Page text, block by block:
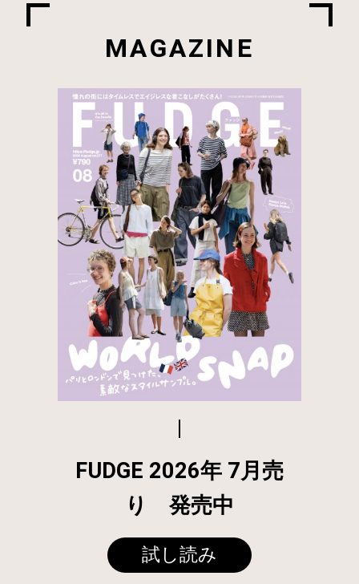
MAGAZINE
FUDGE 2026年 7月売
り 発売中
試し読み